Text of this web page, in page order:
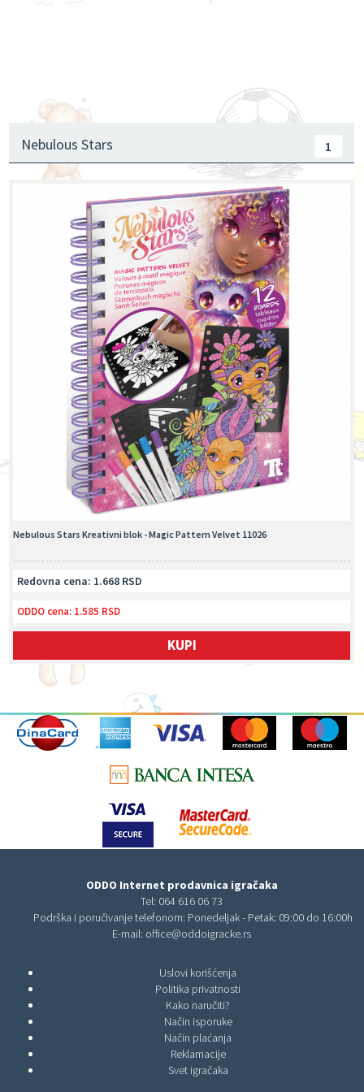
Nebulous Stars 1
Nebulous Stars Kreativni blok - Magic Pattern Velvet 11026
Redovna cena: 1.668 RSD
ODDO cena: 1.585 RSD
KUPI
ODDO Internet prodavnica igračaka
Tel: 064 616 06 73
Podrška i poručivanje telefonom: Ponedeljak - Petak: 09:00 do 16:00h
E-mail: office@oddoigracke.rs
Uslovi korišćenja
Politika privatnosti
Kako naručiti?
Način isporuke
Način plaćanja
Reklamacije
Svet igračaka